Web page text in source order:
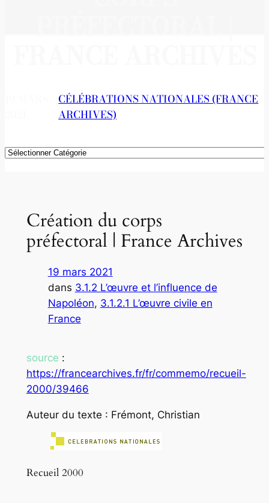
CÉLÉBRATIONS NATIONALES (FRANCE
ARCHIVES)
Catégories
Création du corps
préfectoral | France Archives
19 mars 2021
dans 3.1.2 L’œuvre et l’influence de
Napoléon, 3.1.2.1 L’œuvre civile en
France
source :
https://francearchives.fr/fr/commemo/recueil-
2000/39466
Auteur du texte : Frémont, Christian
Recueil 2000